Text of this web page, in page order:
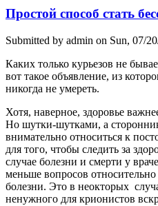
Простой способ стать
Submitted by admin on Sun, 07/
Каких только курьезов не
вот такое объявление, из
никогда не умереть.
Хотя, наверное, здоровье
Но шутки-шутками, а
внимательно относиться к
для того, чтобы следить за
случае болезни и смерти у
меньше вопросов относительно
болезни. Это в неокторых
ненужного для крионистов